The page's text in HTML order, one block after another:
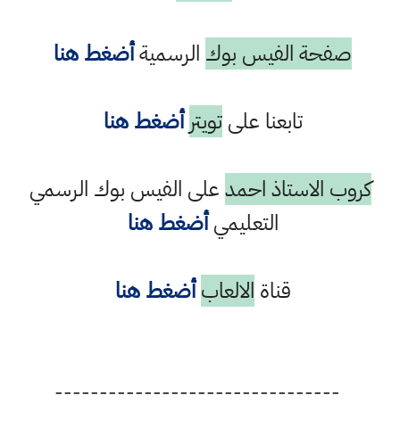
صفحة الفيس بوك الرسميةأضغط هنا
تابعنا علىتويتر أضغط هنا
كروب الاستاذ احمدعلى الفيس بوك الرسمي
التعليميأضغط هنا
قناة الالعاب أضغط هنا
--------------------------------